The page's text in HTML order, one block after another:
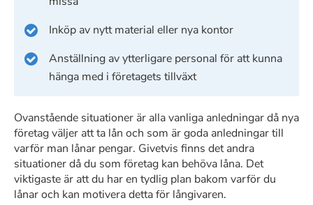
Inköp av nytt material eller nya kontor
Anställning av ytterligare personal för att kunna
hänga med i företagets tillväxt
Ovanstående situationer är alla vanliga anledningar då nya
företag väljer att ta lån och som är goda anledningar till
varför man lånar pengar. Givetvis finns det andra
situationer då du som företag kan behöva låna. Det
viktigaste är att du har en tydlig plan bakom varför du
lånar och kan motivera detta för långivaren.